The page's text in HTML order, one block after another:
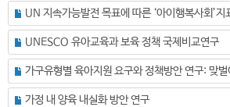
UNESCO 유아교육과 보육 정책 국제비교연구
가정 내 양육 내실화 방안 연구